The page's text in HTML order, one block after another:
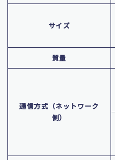
サイズ
質量
通信方式（ネットワーク
側）